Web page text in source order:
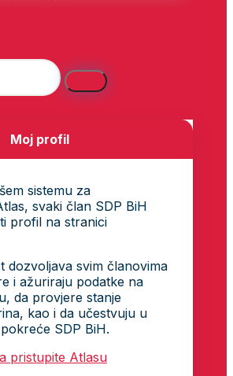
Moj profil
sistemu za
svaki član SDP BiH
profil na stranici
dozvoljava svim članovima
i ažuriraju podatke na
da provjere stanje
kao i da učestvuju u
SDP BiH.
pristupite Atlasu